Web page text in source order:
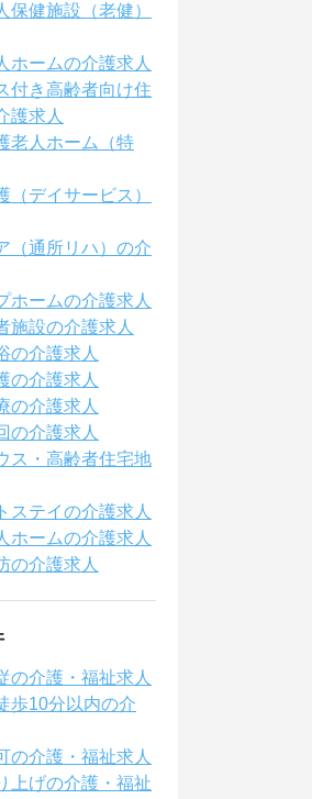
保健施設（老健）
ホームの介護求人
付き高齢者向け住
護求人
老人ホーム（特
（デイサービス）
（通所リハ）の介
ホームの介護求人
施設の介護求人
の介護求人
の介護求人
の介護求人
の介護求人
ス・高齢者住宅地
ステイの介護求人
ホームの介護求人
の介護求人
の介護・福祉求人
歩10分以内の介
の介護・福祉求人
上げの介護・福祉